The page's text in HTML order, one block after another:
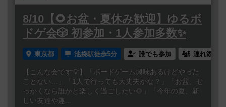
8/10【🌻お盆・夏休み歓迎】ゆるボ
ドゲ会🎲 初参加・1人参加多数✨
東京都 池袋駅徒歩5分 誰でも参加 連れ添い
【こんな会です💡】「ボードゲーム興味あるけどやった
ことない…」「1人で行っても大丈夫かな？」「お盆、せ
っかくなら誰かと楽しく過ごしたい🌻」「今年の夏、新
しい友達や趣...